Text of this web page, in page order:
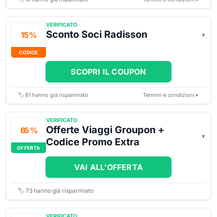
15 %
CODICE
VERIFICATO
Sconto Soci Radisson
SCOPRI IL COUPON
🏷️ 81 hanno già risparmiato Termini e condizioni ▼
65 %
OFFERTA
VERIFICATO
Offerte Viaggi Groupon +
Codice Promo Extra
VAI ALL'OFFERTA
🏷️ 73 hanno già risparmiato